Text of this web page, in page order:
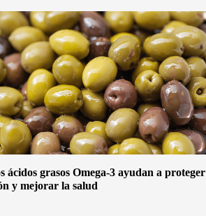
ácidos grasos Omega-3 ayudan a proteger
y mejorar la salud